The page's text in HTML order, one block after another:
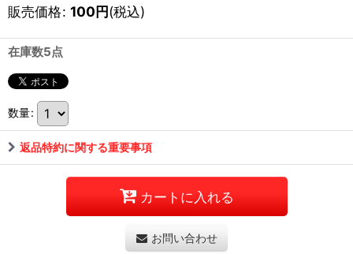
販売価格: 100円(税込)
在庫数5点
数量:
返品特約に関する重要事項
カートに入れる
お問い合わせ